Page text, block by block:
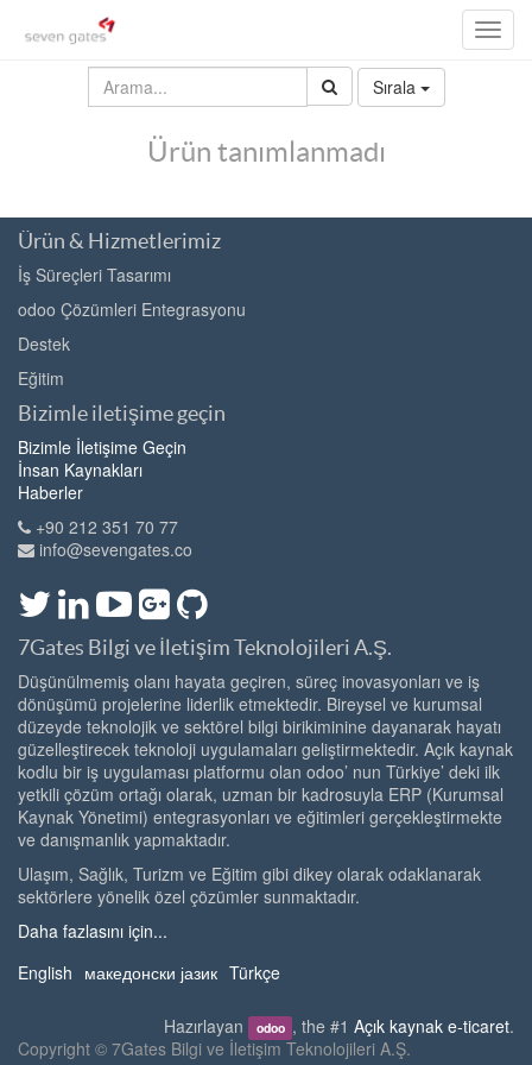
Sırala
Ürün tanımlanmadı
Ürün & Hizmetlerimiz
İş Süreçleri Tasarımı
odoo Çözümleri Entegrasyonu
Destek
Eğitim
Bizimle iletişime geçin
Bizimle İletişime Geçin
İnsan Kaynakları
Haberler
+90 212 351 70 77
info@sevengates.co
7Gates Bilgi ve İletişim Teknolojileri A.Ş.
Düşünülmemiş olanı hayata geçiren, süreç inovasyonları ve iş
dönüşümü projelerine liderlik etmektedir. Bireysel ve kurumsal
düzeyde teknolojik ve sektörel bilgi birikiminine dayanarak hayatı
güzelleştirecek teknoloji uygulamaları geliştirmektedir. Açık kaynak
kodlu bir iş uygulaması platformu olan odoo’ nun Türkiye’ deki ilk
yetkili çözüm ortağı olarak, uzman bir kadrosuyla ERP (Kurumsal
Kaynak Yönetimi) entegrasyonları ve eğitimleri gerçekleştirmekte
ve danışmanlık yapmaktadır.
Ulaşım, Sağlık, Turizm ve Eğitim gibi dikey olarak odaklanarak
sektörlere yönelik özel çözümler sunmaktadır.
Daha fazlasını için...
English македонски јазик Türkçe
Hazırlayan odoo , the #1 Açık kaynak e-ticaret.
Copyright © 7Gates Bilgi ve İletişim Teknolojileri A.Ş.